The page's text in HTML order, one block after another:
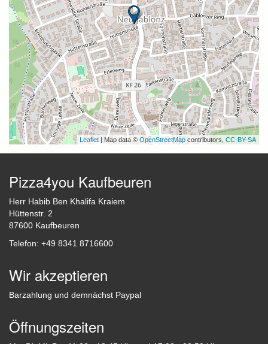
Leaflet | Map data © OpenStreetMap contributors, CC-BY-SA
Pizza4you Kaufbeuren
Herr Habib Ben Khalifa Kraiem
Hüttenstr. 2
87600 Kaufbeuren
Telefon: +49 8341 8716600
Wir akzeptieren
Barzahlung und demnächst Paypal
Öffnungszeiten